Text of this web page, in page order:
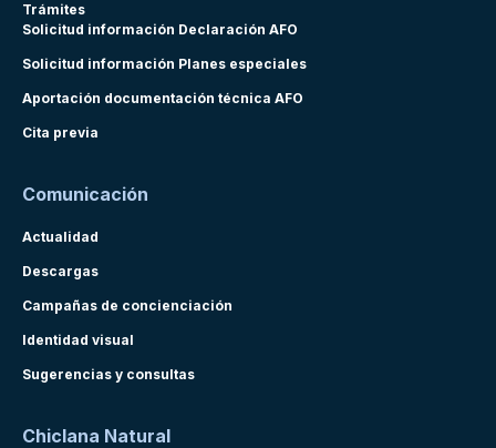
Trámites
Solicitud información Declaración AFO
Solicitud información Planes especiales
Aportación documentación técnica AFO
Cita previa
Comunicación
Actualidad
Descargas
Campañas de concienciación
Identidad visual
Sugerencias y consultas
Chiclana Natural